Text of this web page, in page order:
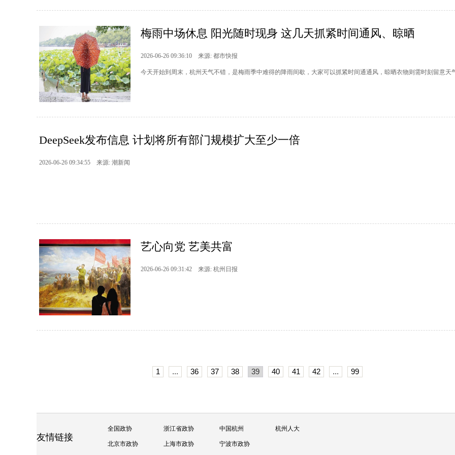
梅雨中场休息 阳光随时现身 这几天抓紧时间通风、晾晒
2026-06-26 09:36:10 来源: 都市快报
今天开始到周末，杭州天气不错，是梅雨季中难得的降雨间歇，大家可以抓紧时间通通风，晾晒衣物则需时刻留意天
DeepSeek发布信息 计划将所有部门规模扩大至少一倍
2026-06-26 09:34:55 来源: 潮新闻
艺心向党 艺美共富
2026-06-26 09:31:42 来源: 杭州日报
1 ... 36 37 38 39 40 41 42 ... 99
友情链接
全国政协 浙江省政协 中国杭州 杭州人大
北京市政协 上海市政协 宁波市政协